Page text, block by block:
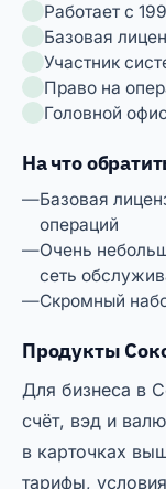
Работает с
Базовая
Участник
Право на
Головной
На что
Базовая
операций
Очень
сеть
Скромный
Продукты
Для бизнеса в
счёт, вэд и
в карточках
тарифы,